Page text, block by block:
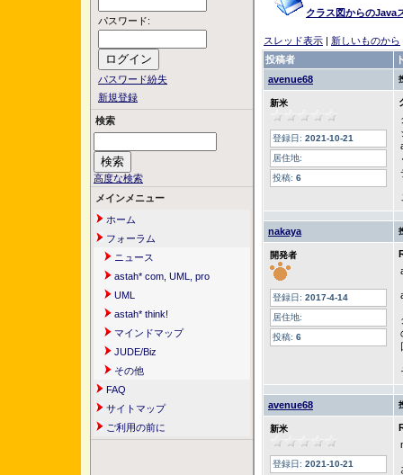
パスワード:
パスワード紛失
新規登録
検索
高度な検索
メインメニュー
ホーム
フォーラム
ニュース
astah* com, UML, pro
UML
astah* think!
マインドマップ
JUDE/Biz
その他
FAQ
サイトマップ
ご利用の前に
クラス図からのJava
スレッド表示 | 新しいものから
投稿者
avenue68
新米
登録日: 2021-10-21
居住地:
投稿: 6
nakaya
開発者
登録日: 2017-4-14
居住地:
投稿: 6
avenue68
新米
登録日: 2021-10-21